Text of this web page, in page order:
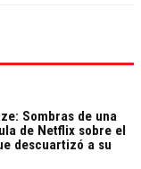
Sombras de una
de Netflix sobre el
descuartizó a su